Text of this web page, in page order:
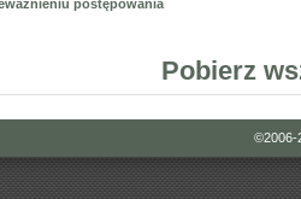
postępowania
Pobierz
©2006-